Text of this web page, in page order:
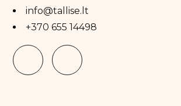
info@tallise.lt
+370 655 14498